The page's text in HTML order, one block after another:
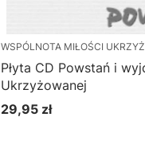
WSPÓLNOTA MIŁOŚCI
Płyta CD Powstań i
Ukrzyżowanej
Cena
29,95 zł